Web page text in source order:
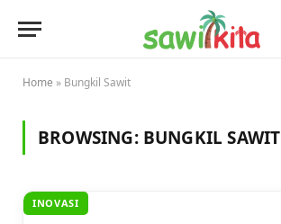
Home » Bungkil Sawit
BROWSING: BUNGKIL SAWIT
INOVASI